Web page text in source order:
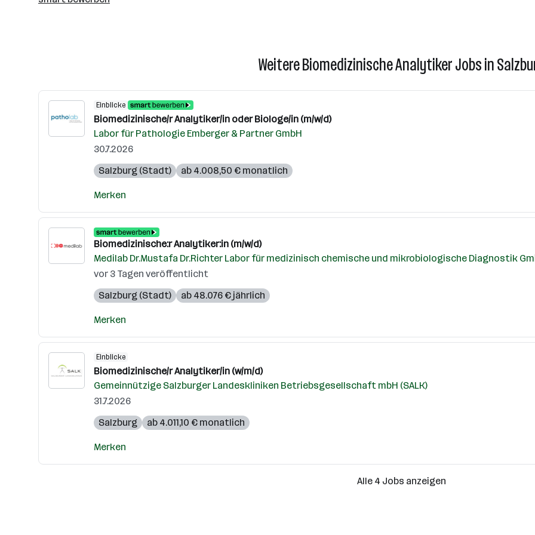
Weitere Biomedizinische Analytiker Jobs in
Einblicke
Biomedizinische/r Analytiker/in oder Biologe/in (m/w/d)
Labor für Pathologie Emberger & Partner GmbH
30.7.2026
Salzburg (Stadt)
ab 4.008,50 € monatlich
Merken
Biomedizinische:r Analytiker:in (m/w/d)
Medilab Dr.Mustafa Dr.Richter Labor für medizinisch chemische und mikrobiologische Diagnostik
vor 3 Tagen veröffentlicht
Salzburg (Stadt)
ab 48.076 € jährlich
Merken
Einblicke
Biomedizinische/r Analytiker/in (w/m/d)
Gemeinnützige Salzburger Landeskliniken Betriebsgesellschaft mbH (SALK)
31.7.2026
Salzburg
ab 4.011,10 € monatlich
Merken
Alle 4 Jobs anzeigen